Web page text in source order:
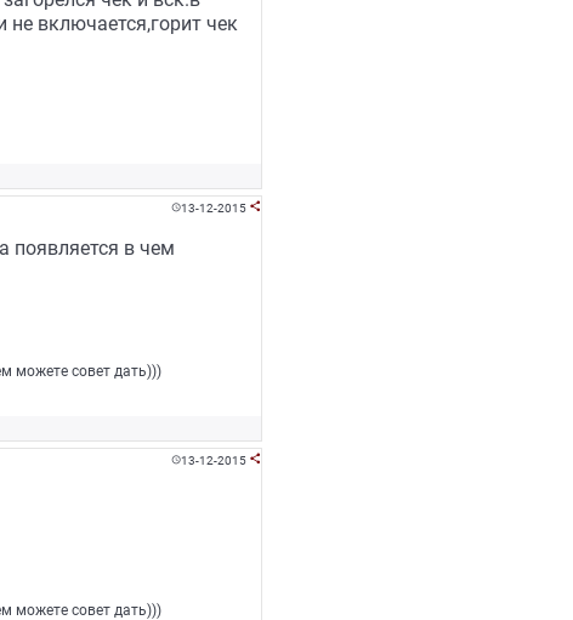
не включается,горит чек
13-12-2015 
появляется в чем
можете совет дать)))
13-12-2015 
можете совет дать)))